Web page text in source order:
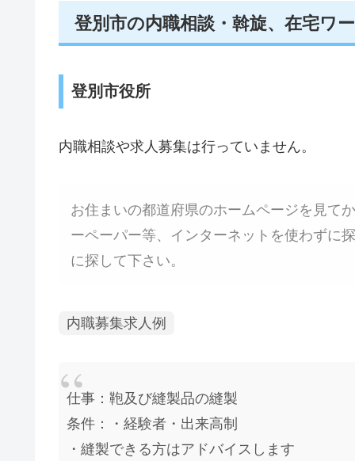
登別市の内職相談・斡旋、在宅ワ
登別市役所
内職相談や求人募集は行っていません。
お住まいの都道府県のホームページを見て
ーペーパー等、インターネットを使わずに
に探して下さい。
内職募集求人例
仕事：鞄及び縫製品の縫製
条件：・経験者・出来高制
・縫製できる方はアドバイスします